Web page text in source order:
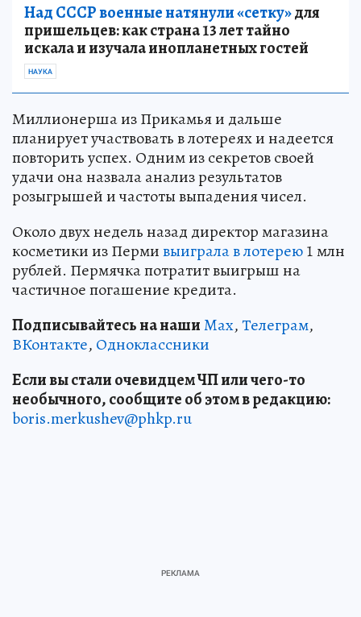
Над СССР военные натянули «сетку»для
пришельцев: как страна 13 лет тайно
искала и изучала инопланетных гостей
НАУКА
Миллионерша из Прикамья и дальше
планирует участвовать в лотереях и надеется
повторить успех. Одним из секретов своей
удачи она назвала анализ результатов
розыгрышей и частоты выпадения чисел.
Около двух недель назад директор магазина
косметики из Пермивыиграла в лотерею1 млн
рублей. Пермячка потратит выигрыш на
частичное погашение кредита.
Подписывайтесь на нашиMax,Телеграм,
ВКонтакте, Одноклассники
Если вы стали очевидцем ЧП или чего-то
необычного, сообщите об этом в редакцию:
boris.merkushev@phkp.ru